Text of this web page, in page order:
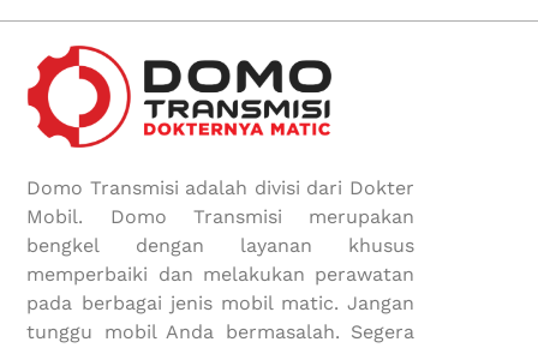
Domo Transmisi adalah divisi dari Dokter
Mobil. Domo Transmisi merupakan
bengkel dengan layanan khusus
memperbaiki dan melakukan perawatan
pada berbagai jenis mobil matic. Jangan
tunggu mobil Anda bermasalah. Segera